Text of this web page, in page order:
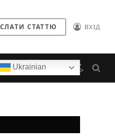
СТАТТЮ ВХІД
Ukrainian